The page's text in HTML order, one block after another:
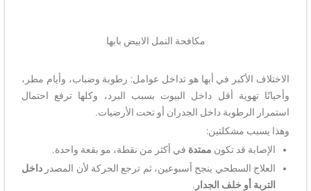
مكافحة النمل الابيض بابها
الاختلاف الأكبر في أبها هو تداخل عوامل: رطوبة وضباب، وأيام مطر،
وأحيانًا تهوية أقل داخل البيوت بسبب البرد، وكلها ترفع احتمال
استمرار الرطوبة داخل الجدران أو تحت الأرضيات.
وهذا يسبب مشكلتين:
الإصابة قد تكون ممتدة في أكثر من نقطة، مو بقعة واحدة.
العلاج السطحي ينجح أسبوعين، ثم ترجع الحركة لأن المصدر داخل
التربة أو خلف الجدار .